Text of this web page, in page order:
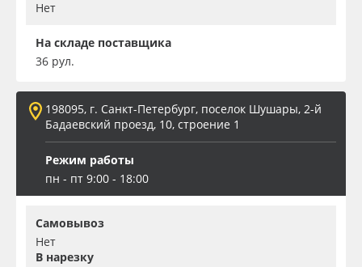
Нет
На складе поставщика
36 рул.
198095, г. Санкт-Петербург, поселок Шушары, 2-й
Бадаевский проезд, 10, строение 1
Режим работы
пн - пт 9:00 - 18:00
Самовывоз
Нет
В нарезку